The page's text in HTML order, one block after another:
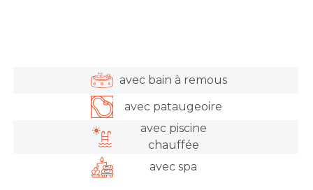
avec bain à remous
avec pataugeoire
avec piscine
chauffée
avec spa